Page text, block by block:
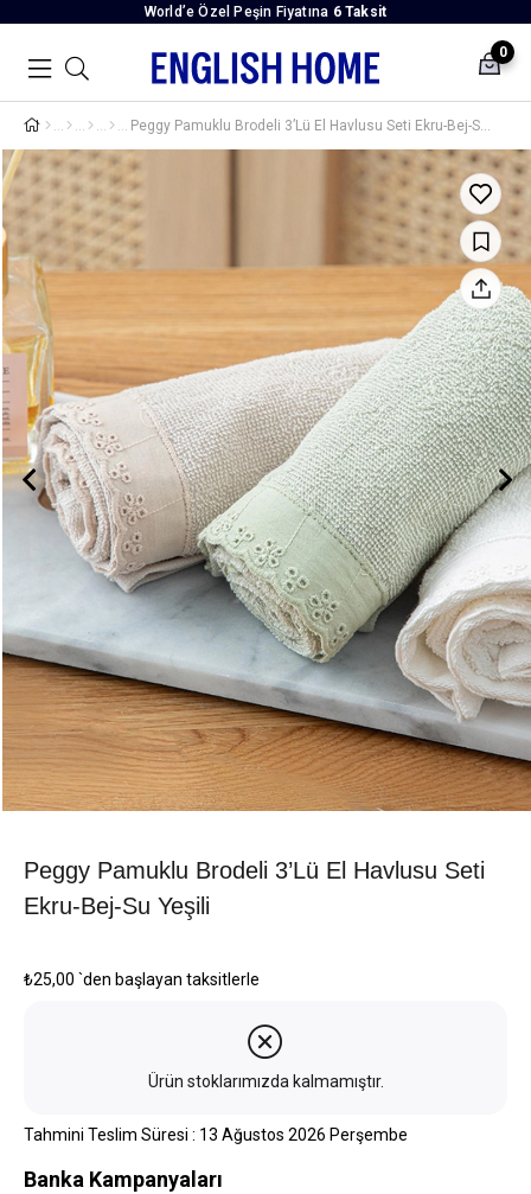
World’e Özel Peşin Fiyatına 6 Taksit
0
Peggy Pamuklu Brodeli 3’Lü El Havlusu Seti Ekru-Bej-Su Yeşili
Peggy Pamuklu Brodeli 3’Lü El Havlusu Seti
Ekru-Bej-Su Yeşili
₺25,00 `den başlayan taksitlerle
Ürün stoklarımızda kalmamıştır.
Tahmini Teslim Süresi : 13 Ağustos 2026 Perşembe
Banka Kampanyaları